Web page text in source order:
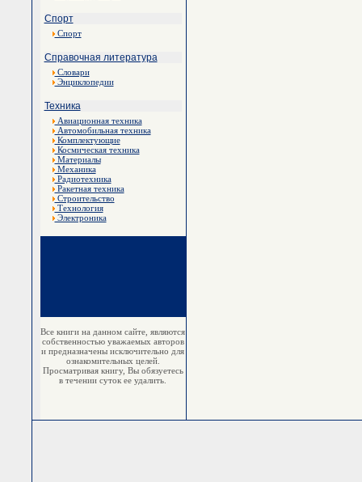
Спорт
Спорт
Справочная литература
Словари
Энциклопедии
Техника
Авиационная техника
Автомобильная техника
Комплектующие
Космическая техника
Материалы
Механика
Радиотехника
Ракетная техника
Строительство
Технология
Электроника
Все книги на данном сайте, являются
собственностью уважаемых авторов
и предназначены исключительно для
ознакомительных целей.
Просматривая книгу, Вы обязуетесь
в течении суток ее удалить.